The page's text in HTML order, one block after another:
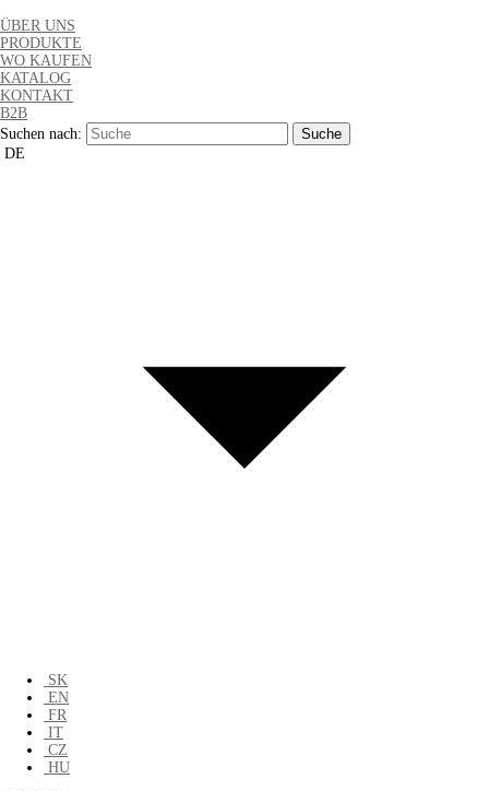
ÜBER UNS
PRODUKTE
WO KAUFEN
KATALOG
KONTAKT
B2B
Suchen nach:
DE
SK
EN
FR
IT
CZ
HU